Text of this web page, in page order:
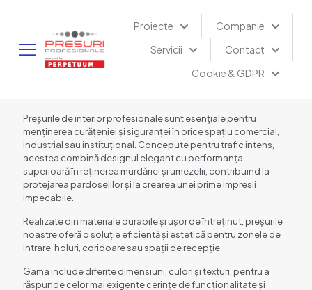
Proiecte
Companie
Servicii
Contact
Cookie & GDPR
Preșurile de interior profesionale sunt esențiale pentru
menținerea curățeniei și siguranței în orice spațiu comercial,
industrial sau instituțional. Concepute pentru trafic intens,
acestea combină designul elegant cu performanța
superioară în reținerea murdăriei și umezelii, contribuind la
protejarea pardoselilor și la crearea unei prime impresii
impecabile.
Realizate din materiale durabile și ușor de întreținut, preșurile
noastre oferă o soluție eficientă și estetică pentru zonele de
intrare, holuri, coridoare sau spații de recepție.
Gama include diferite dimensiuni, culori și texturi, pentru a
răspunde celor mai exigente cerințe de funcționalitate și